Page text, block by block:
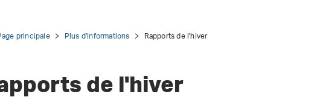
principale Plus d'informations Rapports de l'hiver
de l'hiver